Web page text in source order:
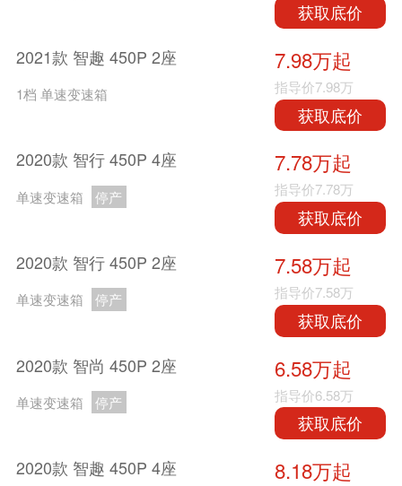
获取底价
2021款 智趣 450P 2座
1档 单速变速箱
7.98万起
指导价7.98万
获取底价
2020款 智行 450P 4座
单速变速箱 停产
7.78万起
指导价7.78万
获取底价
2020款 智行 450P 2座
单速变速箱 停产
7.58万起
指导价7.58万
获取底价
2020款 智尚 450P 2座
单速变速箱 停产
6.58万起
指导价6.58万
获取底价
2020款 智趣 450P 4座
8.18万起